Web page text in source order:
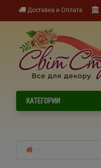
Доставка и Оплата
КАТЕГОРИИ